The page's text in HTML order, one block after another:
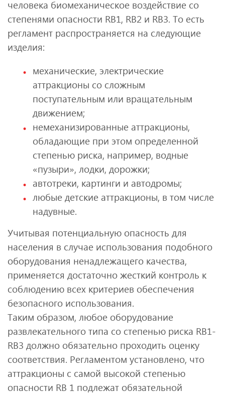
человека биомеханическое воздействие со
степенями опасности RB1, RB2 и RB3. То есть
регламент распространяется на следующие
изделия:
механические, электрические
аттракционы со сложным
поступательным или вращательным
движением;
немеханизированные аттракционы,
обладающие при этом определенной
степенью риска, например, водные
«пузыри», лодки, дорожки;
автотреки, картинги и автодромы;
любые детские аттракционы, в том числе
надувные.
Учитывая потенциальную опасность для
населения в случае использования подобного
оборудования ненадлежащего качества,
применяется достаточно жесткий контроль к
соблюдению всех критериев обеспечения
безопасного использования.
Таким образом, любое оборудование
развлекательного типа со степенью риска RB1-
RB3 должно обязательно проходить оценку
соответствия. Регламентом установлено, что
аттракционы с самой высокой степенью
опасности RB 1 подлежат обязательной